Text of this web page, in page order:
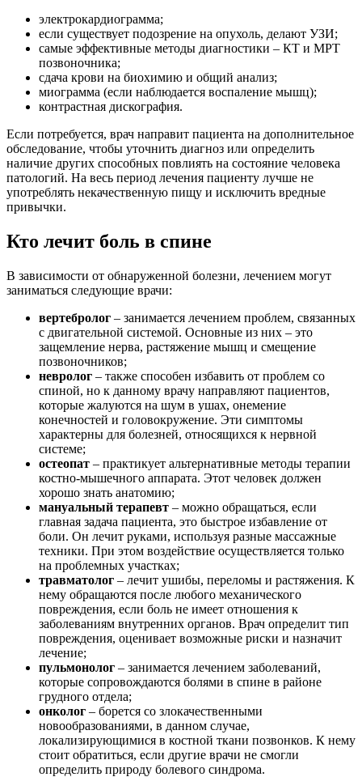
электрокардиограмма;
если существует подозрение на опухоль, делают УЗИ;
самые эффективные методы диагностики – КТ и МРТ
позвоночника;
сдача крови на биохимию и общий анализ;
миограмма (если наблюдается воспаление мышц);
контрастная дискография.
Если потребуется, врач направит пациента на дополнительное
обследование, чтобы уточнить диагноз или определить
наличие других способных повлиять на состояние человека
патологий. На весь период лечения пациенту лучше не
употреблять некачественную пищу и исключить вредные
привычки.
Кто лечит боль в спине
В зависимости от обнаруженной болезни, лечением могут
заниматься следующие врачи:
вертебролог – занимается лечением проблем, связанных
с двигательной системой. Основные из них – это
защемление нерва, растяжение мышц и смещение
позвоночников;
невролог – также способен избавить от проблем со
спиной, но к данному врачу направляют пациентов,
которые жалуются на шум в ушах, онемение
конечностей и головокружение. Эти симптомы
характерны для болезней, относящихся к нервной
системе;
остеопат – практикует альтернативные методы терапии
костно-мышечного аппарата. Этот человек должен
хорошо знать анатомию;
мануальный терапевт – можно обращаться, если
главная задача пациента, это быстрое избавление от
боли. Он лечит руками, используя разные массажные
техники. При этом воздействие осуществляется только
на проблемных участках;
травматолог – лечит ушибы, переломы и растяжения. К
нему обращаются после любого механического
повреждения, если боль не имеет отношения к
заболеваниям внутренних органов. Врач определит тип
повреждения, оценивает возможные риски и назначит
лечение;
пульмонолог – занимается лечением заболеваний,
которые сопровождаются болями в спине в районе
грудного отдела;
онколог – борется со злокачественными
новообразованиями, в данном случае,
локализирующимися в костной ткани позвонков. К нему
стоит обратиться, если другие врачи не смогли
определить природу болевого синдрома.